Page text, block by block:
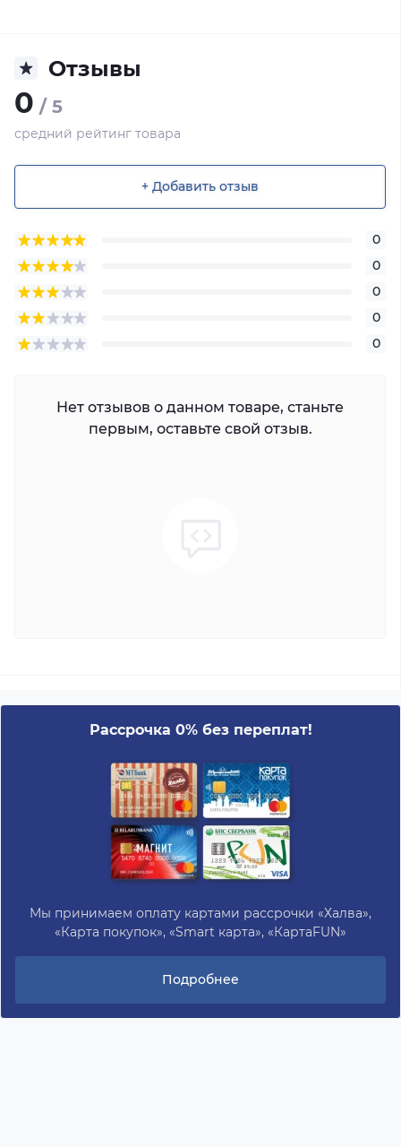
Отзывы
0 / 5
средний рейтинг товара
+ Добавить отзыв
0
0
0
0
0
Нет отзывов о данном товаре, станьте
первым, оставьте свой отзыв.
Рассрочка 0% без переплат!
Мы принимаем оплату картами рассрочки «Халва»,
«Карта покупок», «Smart карта», «КартаFUN»
Подробнее